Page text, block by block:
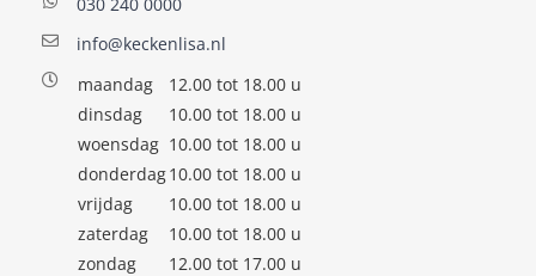
info@keckenlisa.nl
maandag
12.00 tot 18.00 u
dinsdag
10.00 tot 18.00 u
woensdag 10.00 tot 18.00 u
donderdag10.00 tot 18.00 u
vrijdag
10.00 tot 18.00 u
zaterdag
10.00 tot 18.00 u
zondag
12.00 tot 17.00 u